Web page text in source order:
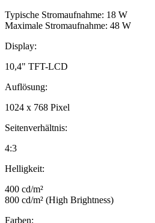
Typische Stromaufnahme: 18 W
Maximale Stromaufnahme: 48 W
Display:
10,4" TFT-LCD
Auflösung:
1024 x 768 Pixel
Seitenverhältnis:
4:3
Helligkeit:
400 cd/m²
800 cd/m² (High Brightness)
Farben: